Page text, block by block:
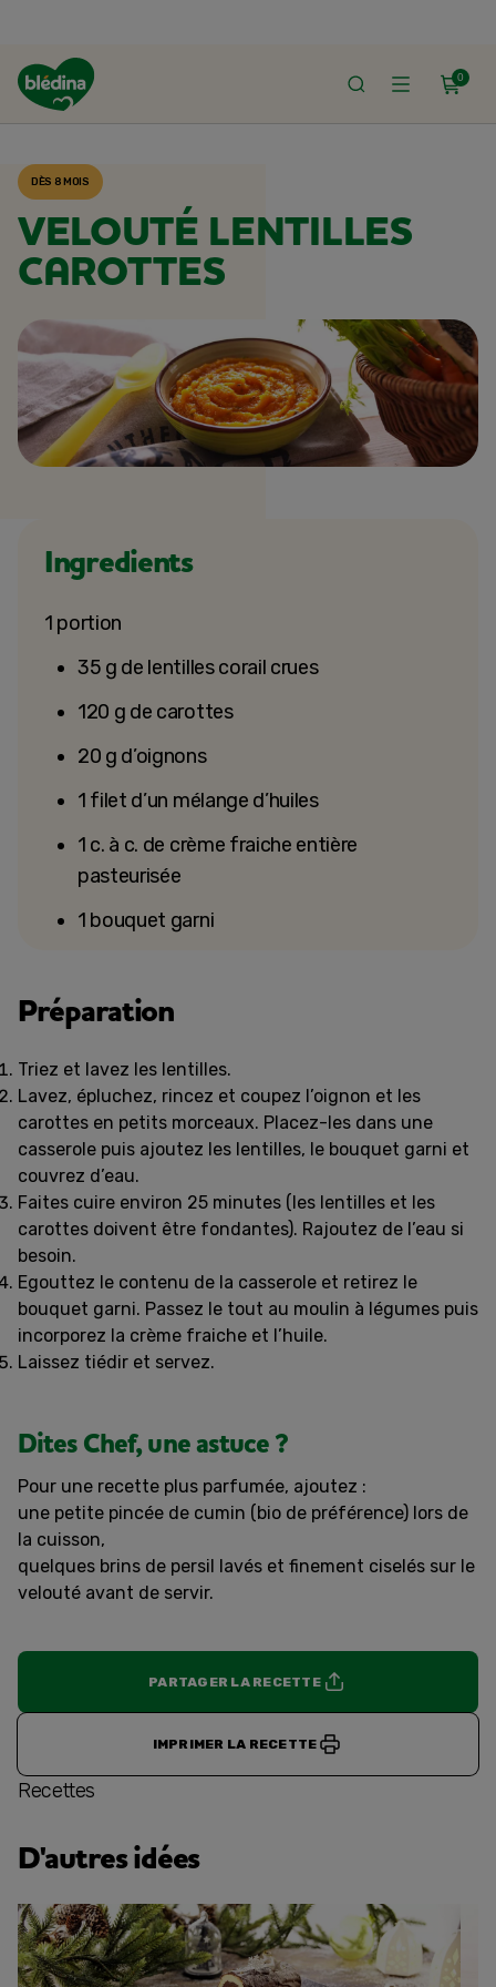
0
ACCUEIL
DÈS 8 MOIS
VELOUTÉ LENTILLES
CAROTTES
Ingredients
1 portion
35 g de lentilles corail crues
120 g de carottes
20 g d’oignons
1 filet d’un mélange d’huiles
1 c. à c. de crème fraiche entière
pasteurisée
1 bouquet garni
Préparation
Triez et lavez les lentilles.
Lavez, épluchez, rincez et coupez l’oignon et les
carottes en petits morceaux. Placez-les dans une
casserole puis ajoutez les lentilles, le bouquet garni et
couvrez d’eau.
Faites cuire environ 25 minutes (les lentilles et les
carottes doivent être fondantes). Rajoutez de l’eau si
besoin.
Egouttez le contenu de la casserole et retirez le
bouquet garni. Passez le tout au moulin à légumes puis
incorporez la crème fraiche et l’huile.
Laissez tiédir et servez.
Dites Chef, une astuce ?
Pour une recette plus parfumée, ajoutez :
une petite pincée de cumin (bio de préférence) lors de
la cuisson,
quelques brins de persil lavés et finement ciselés sur le
velouté avant de servir.
PARTAGER LA RECETTE
IMPRIMER LA RECETTE
Recettes
D'autres idées